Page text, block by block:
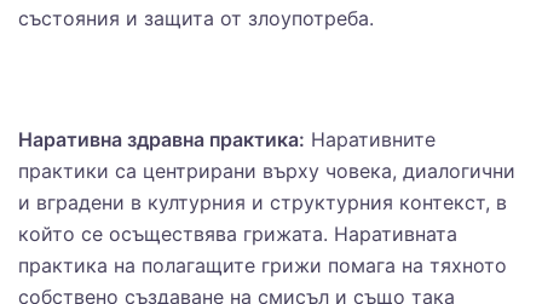
състояния и защита от злоупотреба.
Наративна здравна практика: Наративните
практики са центрирани върху човека, диалогични
и вградени в културния и структурния контекст, в
който се осъществява грижата. Наративната
практика на полагащите грижи помага на тяхното
собствено създаване на смисъл и също така